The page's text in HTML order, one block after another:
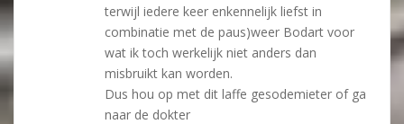
terwijl iedere keer enkennelijk liefst in
combinatie met de paus)weer Bodart voor
wat ik toch werkelijk niet anders dan
misbruikt kan worden.
Dus hou op met dit laffe gesodemieter of ga
naar de dokter